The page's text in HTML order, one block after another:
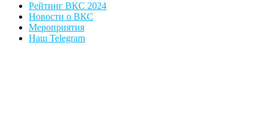
Рейтинг ВКС 2024
Новости о ВКС
Мероприятия
Наш Telegram